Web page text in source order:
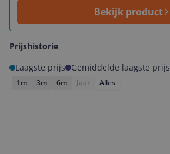
Bekijk product
Prijshistorie
Laagste prijs
Gemiddelde laagste prijs
1m 3m 6m Jaar Alles